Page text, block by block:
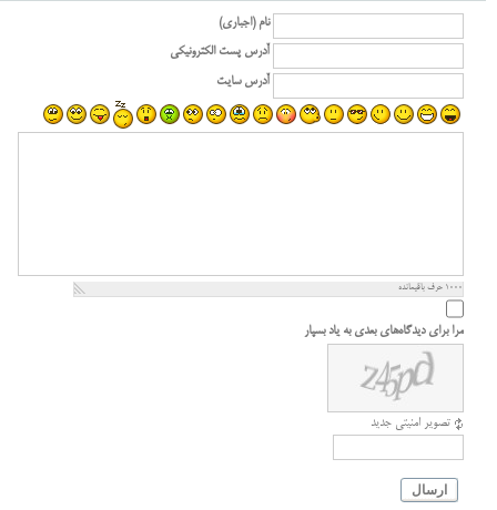
نام (اجباری)
آدرس پست الکترونیکی
آدرس سایت
1000 حرف باقیمانده
مرا برای دیدگاه‌های بعدی به یاد بسپار
تصویر امنیتی جدید
ارسال